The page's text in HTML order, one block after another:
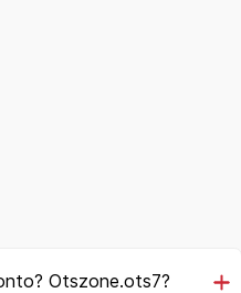
Otszone.ots7?